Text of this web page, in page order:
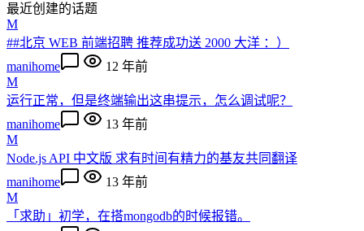
最近创建的话题
M
##北京 WEB 前端招聘 推荐成功送 2000 大洋 ：）
manihome
12 年前
M
运行正常，但是终端输出这串提示，怎么调试呢？
manihome
13 年前
M
Node.js API 中文版 求有时间有精力的基友共同翻译
manihome
13 年前
M
「求助」初学，在搭mongodb的时候报错。